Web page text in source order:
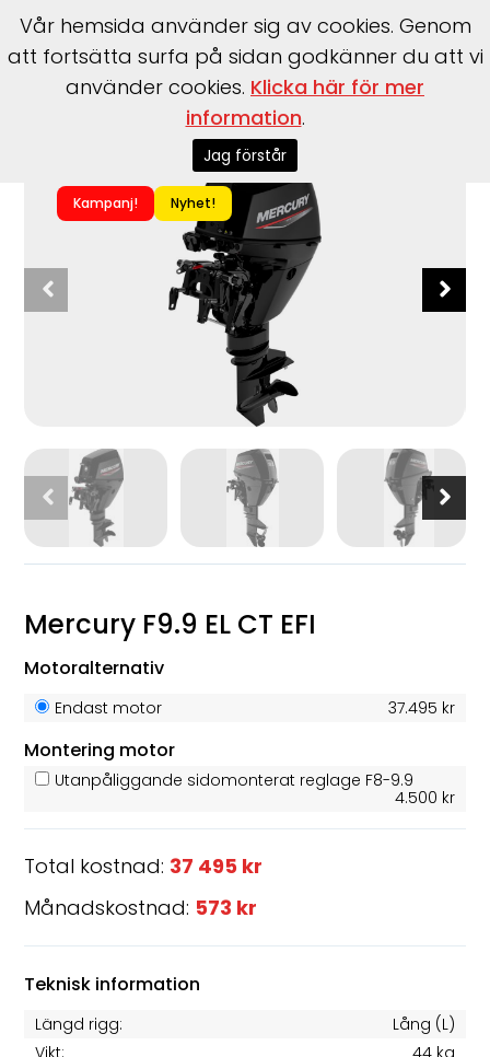
Mercury>F9.9 EL CT EFI
Kampanj! Nyhet!
Mercury F9.9 EL CT EFI
Motoralternativ
Endast motor 37.495 kr
Montering motor
Utanpåliggande sidomonterat reglage F8-9.9
4.500 kr
Total kostnad: 37 495 kr
Månadskostnad: 573 kr
Teknisk information
Längd rigg:
Lång (L)
Vikt:
44 kg
Vår hemsida använder sig av cookies. Genom
att fortsätta surfa på sidan godkänner du att vi
använder cookies. Klicka här för mer
information.
Jag förstår